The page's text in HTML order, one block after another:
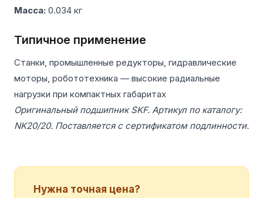
Масса: 0.034 кг
Типичное применение
Станки, промышленные редукторы, гидравлические
моторы, робототехника — высокие радиальные
нагрузки при компактных габаритах
Оригинальный подшипник SKF. Артикул по каталогу:
NK20/20. Поставляется с сертификатом подлинности.
Нужна точная цена?